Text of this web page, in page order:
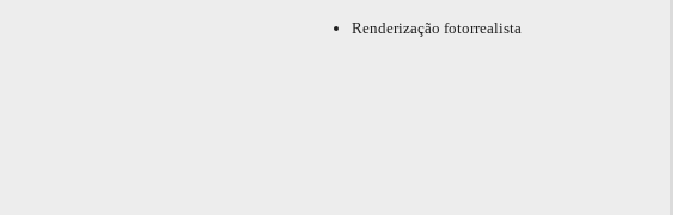
Renderização fotorrealista